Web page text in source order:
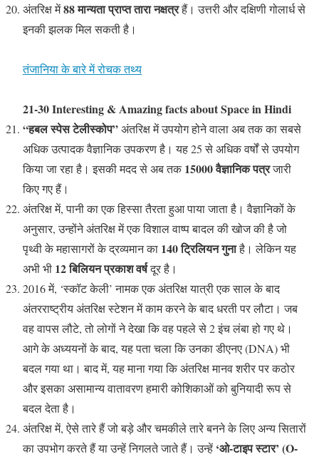
अंतरिक्ष में88 मान्यता प्राप्त तारा नक्षत्रहैं। उत्तरी और दक्षिणी गोलार्ध से
इनकी झलक मिल सकती है।
तंजानिया के बारे में रोचक तथ्य
21-30 Interesting & Amazing facts about Space in Hindi
“हबल स्पेस टेलीस्कोप”अंतरिक्ष में उपयोग होने वाला अब तक का सबसे
अधिक उत्पादक वैज्ञानिक उपकरण है। यह 25 से अधिक वर्षों से उपयोग
किया जा रहा है। इसकी मदद से अब तक 15000 वैज्ञानिक पत्रजारी
किए गए हैं।
अंतरिक्ष में, पानी का एक हिस्सा तैरता हुआ पाया जाता है। वैज्ञानिकों के
अनुसार, उन्होंने अंतरिक्ष में एक विशाल वाष्प बादल की खोज की है जो
पृथ्वी के महासागरों के द्रव्यमान का 140 ट्रिलियन गुनाहै। लेकिन यह
अभी भी 12 बिलियन प्रकाश वर्षदूर है।
2016 में, ‘स्कॉट केली’ नामक एक अंतरिक्ष यात्री एक साल के बाद
अंतरराष्ट्रीय अंतरिक्ष स्टेशन में काम करने के बाद धरती पर लौटा। जब
वह वापस लौटे, तो लोगों ने देखा कि वह पहले से 2 इंच लंबा हो गए थे।
आगे के अध्ययनों के बाद, यह पता चला कि उनका डीएनए (DNA) भी
बदल गया था। बाद में, यह माना गया कि अंतरिक्ष मानव शरीर पर कठोर
और इसका असामान्य वातावरण हमारी कोशिकाओं को बुनियादी रूप से
बदल देता है।
अंतरिक्ष में, ऐसे तारे हैं जो बड़े और चमकीले तारे बनने के लिए अन्य सितारों
का उपभोग करते हैं या उन्हें निगलते जाते हैं। उन्हें ‘ओ-टाइप स्टार’ (O-